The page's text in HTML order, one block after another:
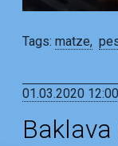
Tags:matze
01.03.2020 12:00